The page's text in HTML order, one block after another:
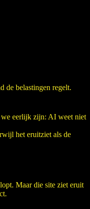
de belastingen regelt.
we eerlijk zijn: AI weet niet
het eruitziet als de
Maar die site ziet eruit